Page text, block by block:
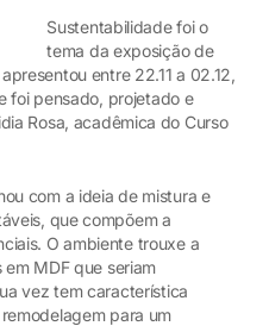
Sustentabilidade foi o
tema da exposição de
entre 22.11 a 02.12,
foi pensado, projetado e
Rosa, acadêmica do Curso
com a ideia de mistura e
que compõem a
O ambiente trouxe a
MDF que seriam
vez tem característica
para um